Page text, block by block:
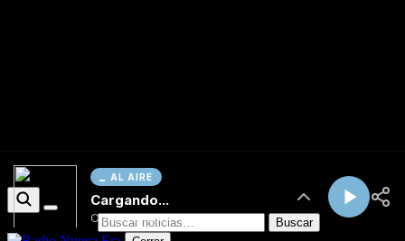
AL AIRE
Cargando...
Conectando...